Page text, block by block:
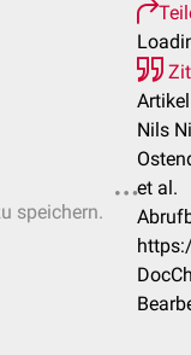
speichern.
Nils
et al.